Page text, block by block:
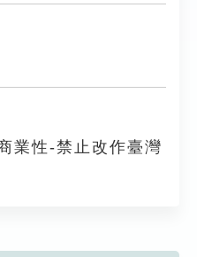
業性-禁止改作臺灣